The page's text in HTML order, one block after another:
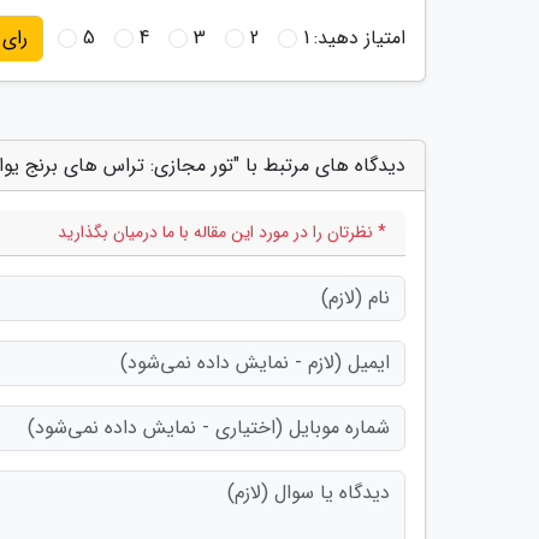
امتیاز دهید:1
2
3
4
5 رای
دیدگاه های مرتبط با "تور مجازی: تراس های برنج
* نظرتان را در مورد این مقاله با ما درمیان بگذارید